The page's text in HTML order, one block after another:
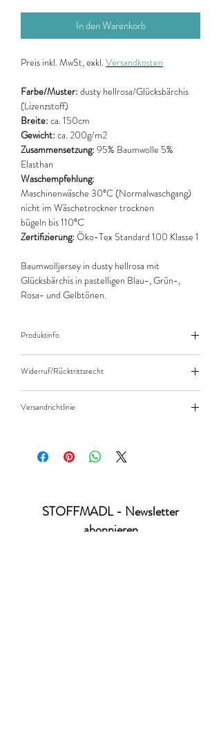
In den Warenkorb
Preis inkl. MwSt, exkl. Versandkosten
Farbe/Muster: dusty hellrosa/Glücksbärchis
(Lizenzstoff)
Breite: ca. 150cm
Gewicht: ca. 200g/m2
Zusammensetzung: 95% Baumwolle 5%
Elasthan
Waschempfehlung:
Maschinenwäsche 30°C (Normalwaschgang)
nicht im Wäschetrockner trocknen
bügeln bis 110°C
Zertifizierung: Öko-Tex Standard 100 Klasse 1
Baumwolljersey in dusty hellrosa mit
Glücksbärchis in pastelligen Blau-, Grün-,
Rosa- und Gelbtönen.
Produktinfo
10cm (0,1m) Länge des Stoffes.
Bei einer Bestellung von zB. 50cm (0,5m)
daher bitte Anzahl 5 eingeben.
Widerruf/Rücktrittsrecht
Versandrichtlinie
STOFFMADL - Newsletter
abonnieren